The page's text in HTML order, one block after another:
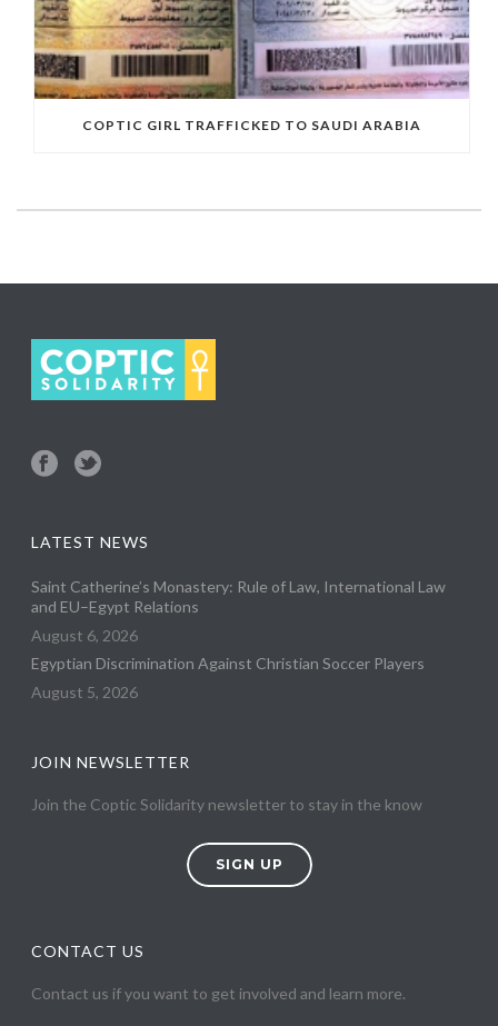
COPTIC GIRL TRAFFICKED TO SAUDI ARABIA
LATEST NEWS
Saint Catherine’s Monastery: Rule of Law, International Law
and EU–Egypt Relations
August 6, 2026
Egyptian Discrimination Against Christian Soccer Players
August 5, 2026
JOIN NEWSLETTER
Join the Coptic Solidarity newsletter to stay in the know
SIGN UP
CONTACT US
Contact us if you want to get involved and learn more.